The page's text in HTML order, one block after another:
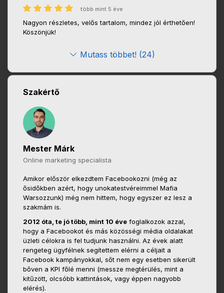
több mint 5 éve
Nagyon részletes, velős tartalom, mindez jól érthetően!
Köszönjük!
Mutass többet! (24)
Szakértő
Mester Márk
Online marketing specialista
Amikor először elkezdtem Facebookozni (még az
ősidőkben azért, hogy unokatestvéreimmel Mafia
Warsozzunk) még nem hittem, hogy egyszer ez lesz a
szakmám is.
2012 óta, te jó több, mint 10 éve foglalkozok azzal,
hogy a Facebookot és más közösségi média oldalakat
üzleti célokra is fel tudjunk használni. Az évek alatt
rengeteg ügyfélnek segítettem elérni a céljait a
Facebook kampányokkal, sőt nem egy esetben sikerült
bőven a KPI főlé menni (messze megtérülés, mint a
kitűzött, olcsóbb kattintások, vagy éppen nagyobb
elérés).